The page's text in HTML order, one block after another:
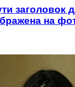
заголовок
на